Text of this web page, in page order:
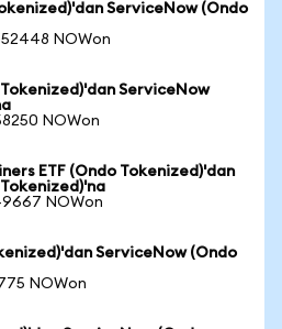
ServiceNow (Ondo
NOWon
ServiceNow
NOWon
ETF (Ondo Tokenized)'dan
NOWon
ServiceNow (Ondo
NOWon